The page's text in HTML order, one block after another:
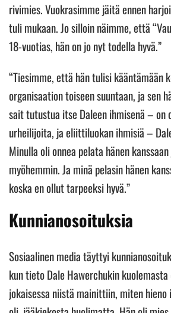
rivimies. Vuokrasimme jäitä ennen
tuli mukaan. Jo silloin näimme, että
18-vuotias, hän on jo nyt todella hyvä.”
“Tiesimme, että hän tulisi kääntämään
organisaation toiseen suuntaan, ja sen
sait tutustua itse Daleen ihmisenä – on
urheilijoita, ja eliittiluokan ihmisiä –
Minulla oli onnea pelata hänen
myöhemmin. Ja minä pelasin hänen
koska en ollut tarpeeksi hyvä.”
Kunnianosoituksia
Sosiaalinen media täyttyi
kun tieto Dale Hawerchukin
jokaisessa niistä mainittiin, miten hieno